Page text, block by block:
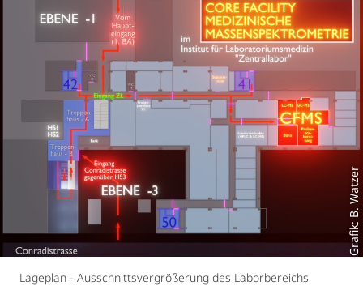
Grafik: B. Watzer
Lageplan - Ausschnittsvergrößerung des Laborbereichs